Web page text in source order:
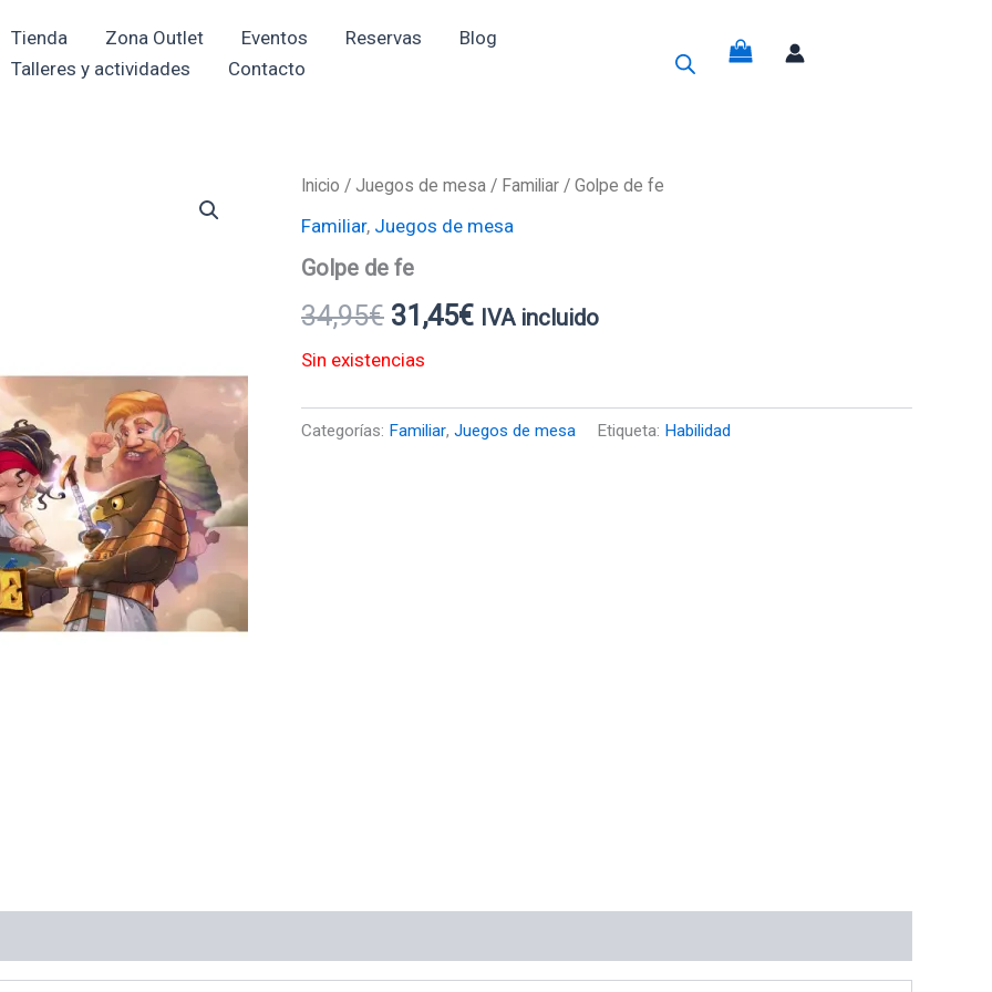
Tienda Zona Outlet Eventos Reservas
Blog
Talleres y actividades
Contacto
Inicio / Juegos de mesa / Familiar / Golpe de fe
Familiar, Juegos de mesa
Golpe de fe
34,95€
El
precio
original
era:
31,45€
El
precio
es:
IVA incluido
Sin existencias
Categorías: Familiar, Juegos de mesa Etiqueta: Habilidad